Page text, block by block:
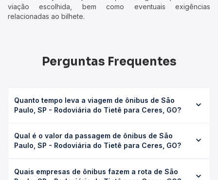
viação escolhida, bem como eventuais exigências
relacionadas ao bilhete.
Perguntas Frequentes
Quanto tempo leva a viagem de ônibus de São
Paulo, SP - Rodoviária do Tietê para Ceres, GO?
Tietê para Ceres, GO leva em média 23h 47min, podendo
variar conforme a viação, o tipo de serviço (convencional,
duração exata de cada opção na data desejada.
Qual é o valor da passagem de ônibus de São
Paulo, SP - Rodoviária do Tietê para Ceres, GO?
Rodoviária do Tietê para Ceres, GO custa em média R$
Quais empresas de ônibus fazem a rota de São